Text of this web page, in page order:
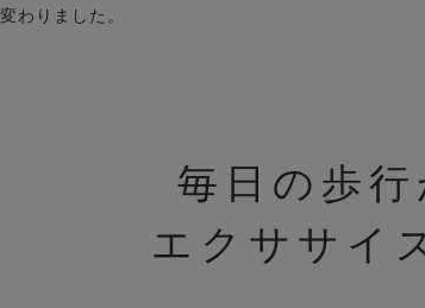
わりました。
毎日の歩行
エクササイ